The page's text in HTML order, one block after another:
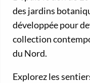
des jardins
développée pour
collection
du Nord.
Explorez les